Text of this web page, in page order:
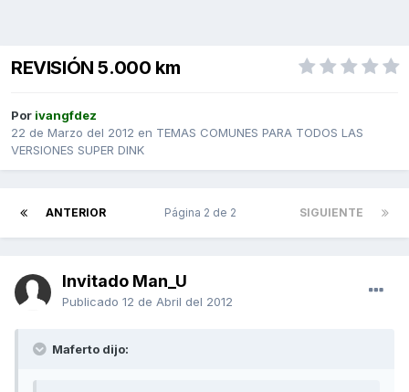
REVISIÓN 5.000 km
Por ivangfdez
22 de Marzo del 2012 en TEMAS COMUNES PARA TODOS LAS
VERSIONES SUPER DINK
ANTERIOR SIGUIENTE
Página 2 de 2
Invitado Man_U
Publicado 12 de Abril del 2012
Maferto dijo: